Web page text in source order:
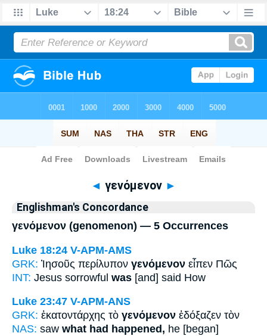
Bible>Strong's > Greek
◄ γενόμενον ►
Englishman's Concordance
γενόμενον (genomenon) — 5 Occurrences
Luke 18:24 V-APM-AMS
GRK: Ἰησοῦς περίλυπον γενόμενον εἶπεν Πῶς
INT: Jesus sorrowful was [and] said How
Luke 23:47 V-APM-ANS
GRK: ἑκατοντάρχης τὸ γενόμενον ἐδόξαζεν τὸν
NAS: saw what had happened, he [began]